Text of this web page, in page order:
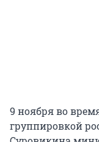
9 ноября во
группировкой